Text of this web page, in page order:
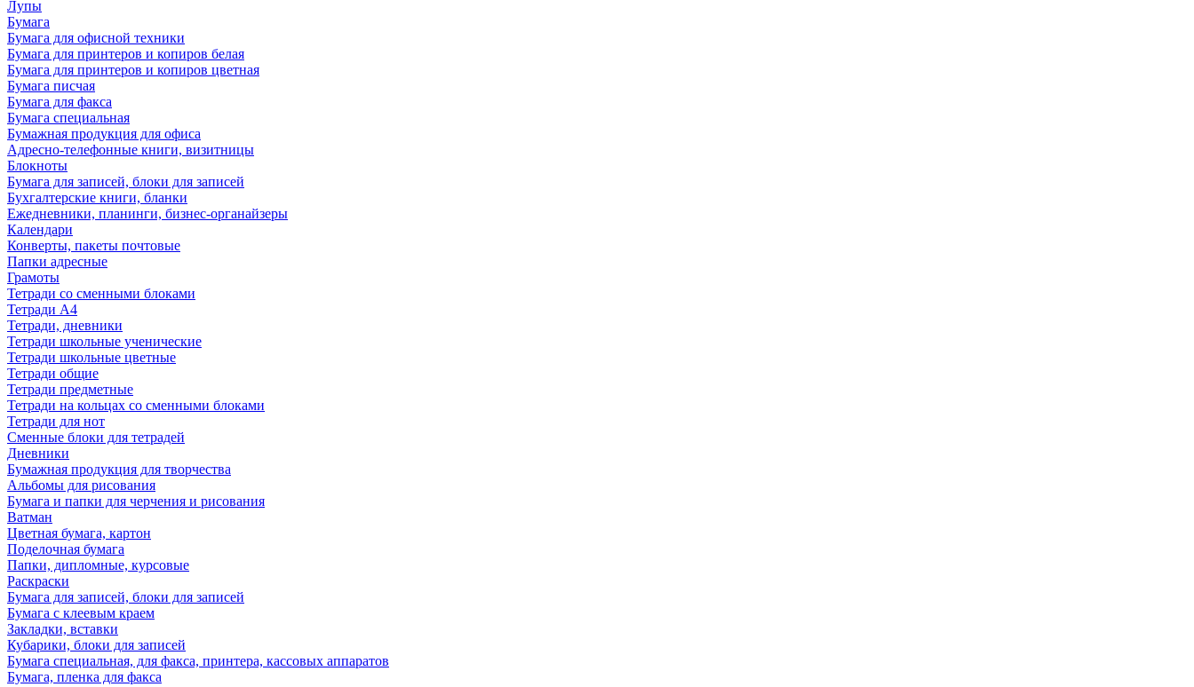
Лупы
Бумага
Бумага для офисной техники
Бумага для принтеров и копиров белая
Бумага для принтеров и копиров цветная
Бумага писчая
Бумага для факса
Бумага специальная
Бумажная продукция для офиса
Адресно-телефонные книги, визитницы
Блокноты
Бумага для записей, блоки для записей
Бухгалтерские книги, бланки
Ежедневники, планинги, бизнес-органайзеры
Календари
Конверты, пакеты почтовые
Папки адресные
Грамоты
Тетради со сменными блоками
Тетради А4
Тетради, дневники
Тетради школьные ученические
Тетради школьные цветные
Тетради общие
Тетради предметные
Тетради на кольцах со сменными блоками
Тетради для нот
Сменные блоки для тетрадей
Дневники
Бумажная продукция для творчества
Альбомы для рисования
Бумага и папки для черчения и рисования
Ватман
Цветная бумага, картон
Поделочная бумага
Папки, дипломные, курсовые
Раскраски
Бумага для записей, блоки для записей
Бумага с клеевым краем
Закладки, вставки
Кубарики, блоки для записей
Бумага специальная, для факса, принтера, кассовых аппаратов
Бумага, пленка для факса